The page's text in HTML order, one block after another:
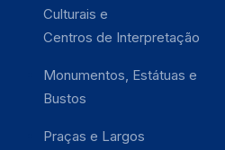
Culturais e
Centros de Interpretação
Monumentos, Estátuas e
Bustos
Praças e Largos